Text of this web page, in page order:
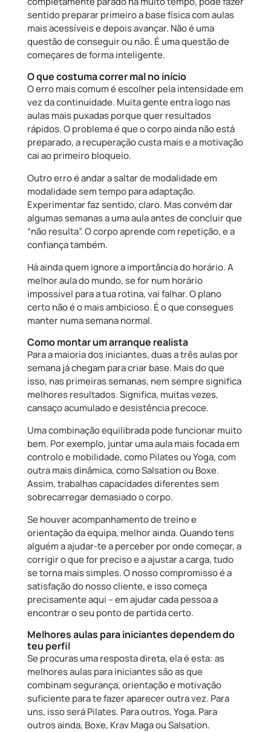
sentido preparar primeiro a base física com aulas
mais acessíveis e depois avançar. Não é uma
questão de conseguir ou não. É uma questão de
começares de forma inteligente.
O que costuma correr mal no início
O erro mais comum é escolher pela intensidade em
vez da continuidade. Muita gente entra logo nas
aulas mais puxadas porque quer resultados
rápidos. O problema é que o corpo ainda não está
preparado, a recuperação custa mais e a motivação
cai ao primeiro bloqueio.
Outro erro é andar a saltar de modalidade em
modalidade sem tempo para adaptação.
Experimentar faz sentido, claro. Mas convém dar
algumas semanas a uma aula antes de concluir que
“não resulta”. O corpo aprende com repetição, e a
confiança também.
Há ainda quem ignore a importância do horário. A
melhor aula do mundo, se for num horário
impossível para a tua rotina, vai falhar. O plano
certo não é o mais ambicioso. É o que consegues
manter numa semana normal.
Como montar um arranque realista
Para a maioria dos iniciantes, duas a três aulas por
semana já chegam para criar base. Mais do que
isso, nas primeiras semanas, nem sempre significa
melhores resultados. Significa, muitas vezes,
cansaço acumulado e desistência precoce.
Uma combinação equilibrada pode funcionar muito
bem. Por exemplo, juntar uma aula mais focada em
controlo e mobilidade, como Pilates ou Yoga, com
outra mais dinâmica, como Salsation ou Boxe.
Assim, trabalhas capacidades diferentes sem
sobrecarregar demasiado o corpo.
Se houver acompanhamento de treino e
orientação da equipa, melhor ainda. Quando tens
alguém a ajudar-te a perceber por onde começar, a
corrigir o que for preciso e a ajustar a carga, tudo
se torna mais simples. O nosso compromisso é a
satisfação do nosso cliente, e isso começa
precisamente aqui – em ajudar cada pessoa a
encontrar o seu ponto de partida certo.
Melhores aulas para iniciantes dependem do
teu perfil
Se procuras uma resposta direta, ela é esta: as
melhores aulas para iniciantes são as que
combinam segurança, orientação e motivação
suficiente para te fazer aparecer outra vez. Para
uns, isso será Pilates. Para outros, Yoga. Para
outros ainda, Boxe, Krav Maga ou Salsation.